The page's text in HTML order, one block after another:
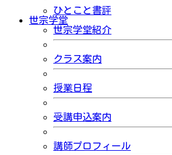
ひとこと書評
世宗学堂
世宗学堂紹介
クラス案内
授業日程
受講申込案内
講師プロフィール